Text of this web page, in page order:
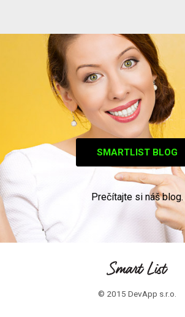
SMARTLIST BLOG
Prečítajte si náš blog.
© 2015 DevApp s.r.o.